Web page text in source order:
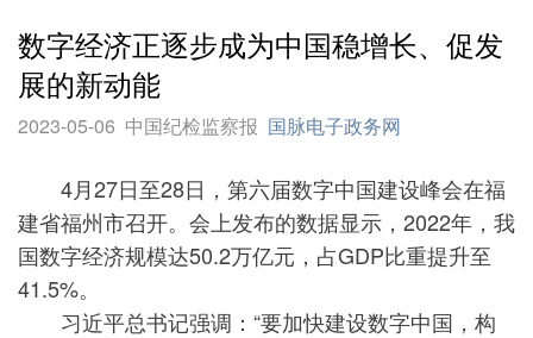
数字经济正逐步成为中国稳增长、促发
展的新动能
2023-05-06 中国纪检监察报 国脉电子政务网
4月27日至28日，第六届数字中国建设峰会在福
建省福州市召开。会上发布的数据显示，2022年，我
国数字经济规模达50.2万亿元，占GDP比重提升至
41.5%。
习近平总书记强调：“要加快建设数字中国，构